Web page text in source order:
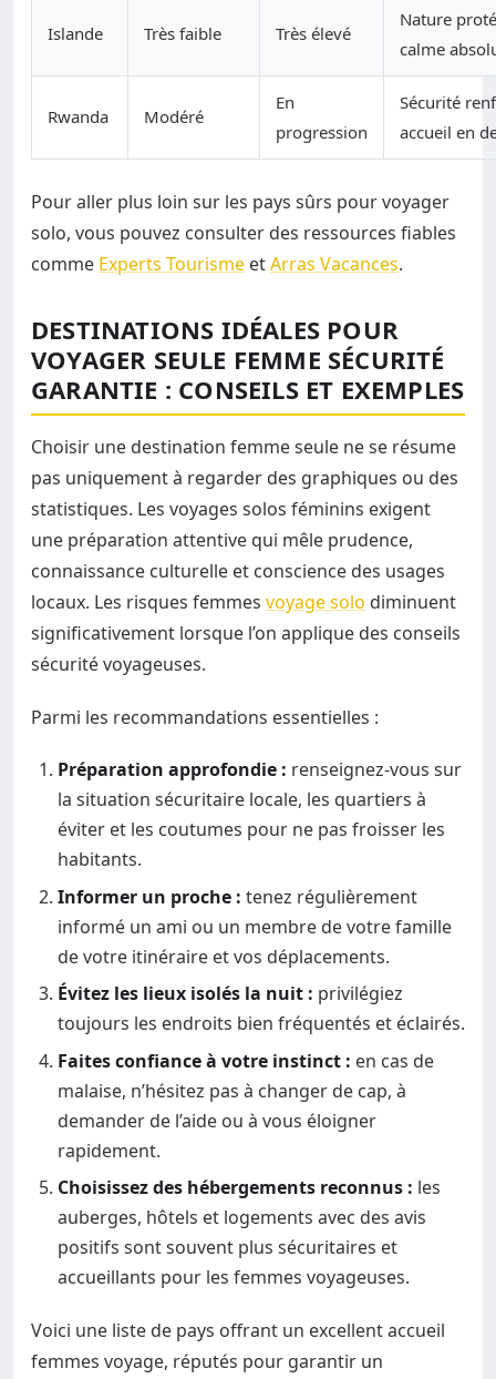
Islande Très faible Très élevé
Nature
calme
Rwanda Modéré
En
progression
Sécurité
accueil en
Pour aller plus loin sur les pays sûrs pour voyager
solo, vous pouvez consulter des ressources fiables
comme Experts Tourisme etArras Vacances.
DESTINATIONS IDÉALES POUR
VOYAGER SEULE FEMME SÉCURITÉ
GARANTIE : CONSEILS ET EXEMPLES
Choisir une destination femme seule ne se résume
pas uniquement à regarder des graphiques ou des
statistiques. Les voyages solos féminins exigent
une préparation attentive qui mêle prudence,
connaissance culturelle et conscience des usages
locaux. Les risques femmes voyage solo diminuent
significativement lorsque l’on applique des conseils
sécurité voyageuses.
Parmi les recommandations essentielles :
Préparation approfondie : renseignez-vous sur
la situation sécuritaire locale, les quartiers à
éviter et les coutumes pour ne pas froisser les
habitants.
Informer un proche : tenez régulièrement
informé un ami ou un membre de votre famille
de votre itinéraire et vos déplacements.
Évitez les lieux isolés la nuit : privilégiez
toujours les endroits bien fréquentés et éclairés.
Faites confiance à votre instinct : en cas de
malaise, n’hésitez pas à changer de cap, à
demander de l’aide ou à vous éloigner
rapidement.
Choisissez des hébergements reconnus : les
auberges, hôtels et logements avec des avis
positifs sont souvent plus sécuritaires et
accueillants pour les femmes voyageuses.
Voici une liste de pays offrant un excellent accueil
femmes voyage, réputés pour garantir un